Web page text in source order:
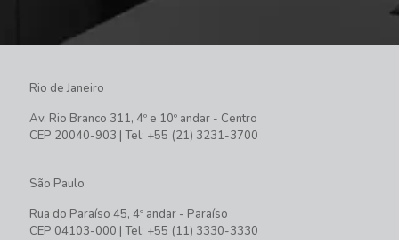
Rio de Janeiro
Av. Rio Branco 311, 4º e 10º andar - Centro
CEP 20040-903 | Tel: +55 (21) 3231-3700
São Paulo
Rua do Paraíso 45, 4º andar - Paraíso
CEP 04103-000 | Tel: +55 (11) 3330-3330